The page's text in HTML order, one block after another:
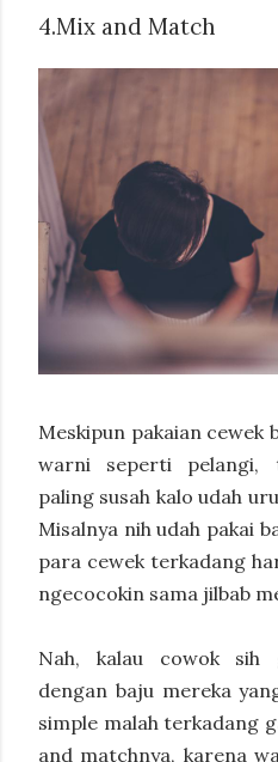
4.Mix and Match
Meskipun pakaian cewek
warni seperti pelangi,
paling susah kalo udah
Misalnya nih udah pakai
para cewek terkadang
ngecocokin sama jilbab
Nah, kalau cowok sih
dengan baju mereka
simple malah terkadang
and matchnya, karena